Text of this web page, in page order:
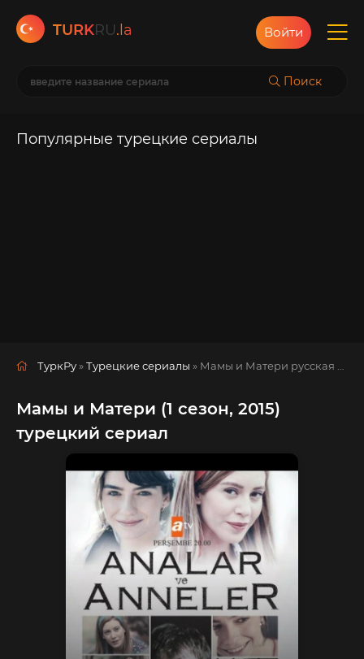
TURKRU.la
Поиск
Войти
Популярные турецкие сериалы
ТуркРу »Турецкие сериалы » Мамы и Матери русская озвучка смотреть полностью онлайн!
Мамы и Матери (1 сезон, 2015)
турецкий сериал